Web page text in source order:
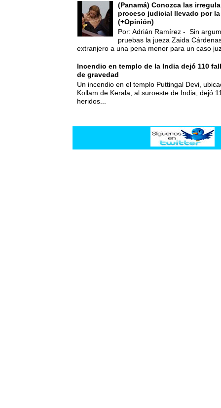
(Panamá) Conozca las
proceso judicial llevado por
(+Opinión)
Por: Adrián Ramírez - Sin
pruebas la jueza Zaida
extranjero a una pena menor para un caso
Incendio en templo de la India dejó 110
de gravedad
Un incendio en el templo Puttingal Devi,
Kollam de Kerala, al suroeste de India, dejó
heridos...